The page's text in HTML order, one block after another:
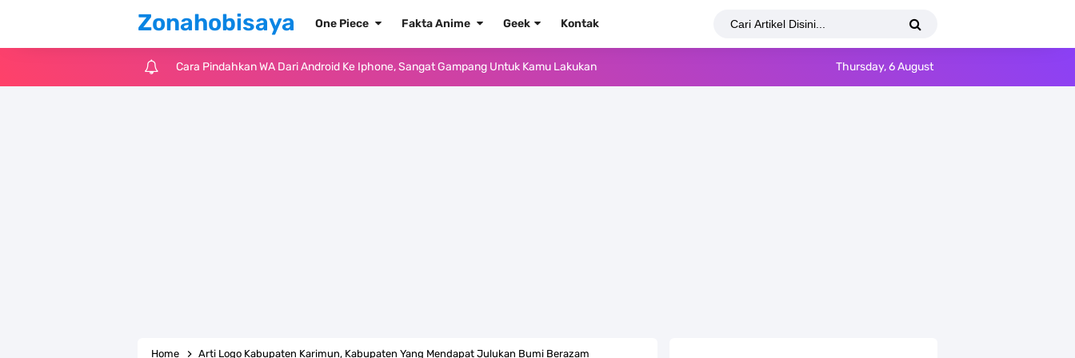
Zonahobisaya One Piece Fakta Anime Geek Kontak
Cara Pindahkan WA Dari Android Ke Iphone, Sangat Gampang Untuk Kamu Lakukan Thursday, 6 August
Home Arti Logo Kabupaten Karimun, Kabupaten Yang Mendapat Julukan Bumi Berazam